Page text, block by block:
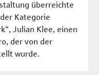
überreichte
Kategorie
Julian Klee, einen
der von der
wurde.